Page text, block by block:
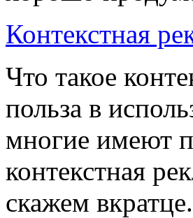
Контекстная
Что такое
польза в
многие имеют
контекстная
скажем